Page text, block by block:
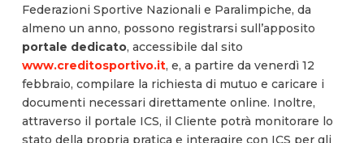
Federazioni Sportive Nazionali e Paralimpiche, da
almeno un anno, possono registrarsi sull’apposito
portale dedicato, accessibile dal sito
www.creditosportivo.it, e, a partire da venerdì 12
febbraio, compilare la richiesta di mutuo e caricare i
documenti necessari direttamente online. Inoltre,
attraverso il portale ICS, il Cliente potrà monitorare lo
stato della propria pratica e interagire con ICS per gli